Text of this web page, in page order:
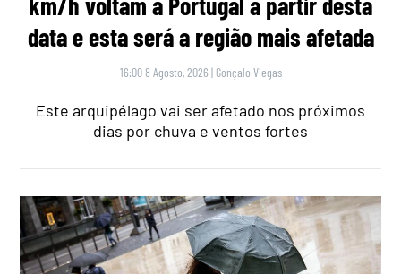
data e esta será a região mais afetada
16:00 8 Agosto, 2026 | Gonçalo Viegas
Este arquipélago vai ser afetado nos próximos
dias por chuva e ventos fortes